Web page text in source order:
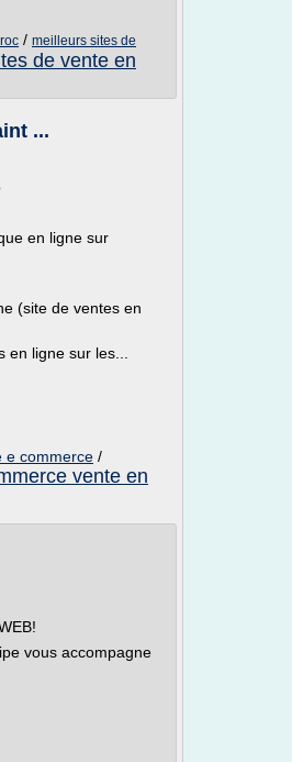
/ meilleurs sites de
de vente en
...
en ligne sur
(site de ventes en
ligne sur les...
e commerce /
vente en
vous accompagne